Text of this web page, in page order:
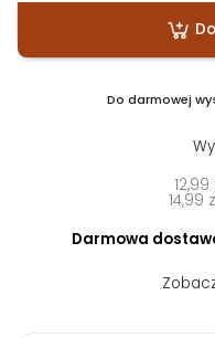
Do darmowej
14,99
Darmowa